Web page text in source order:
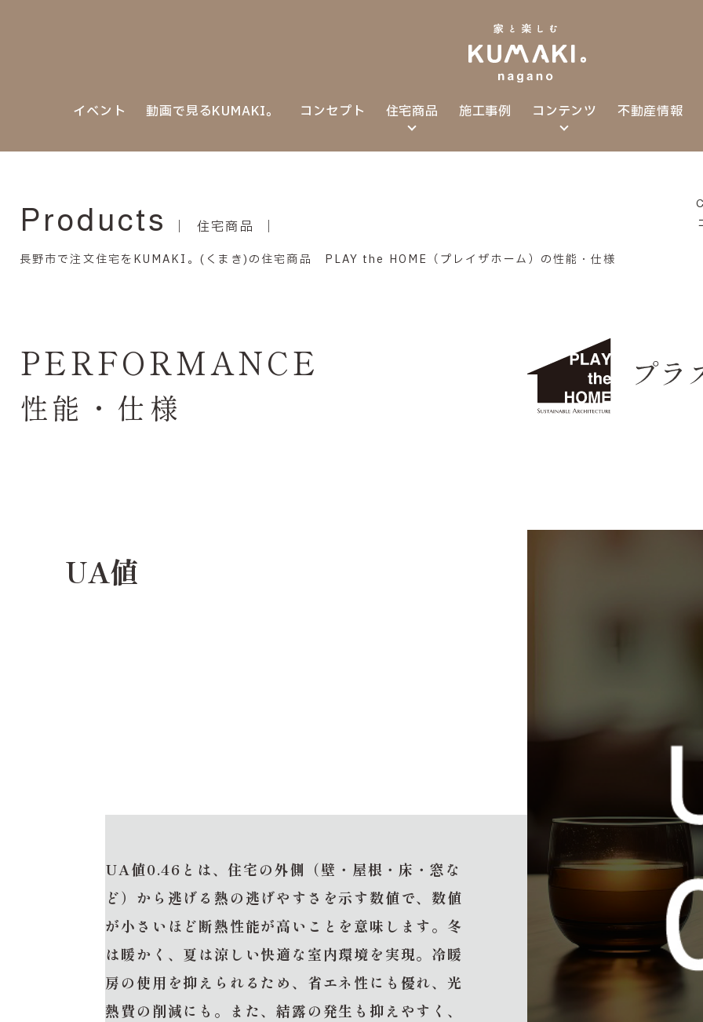
イベント 動画で見るKUMAKI。 コンセプト 住宅商品 施工事例 コンテンツ 不動産情報
Products 住宅商品
長野市で注文住宅をKUMAKI。(くまき)の住宅商品 PLAY the HOME（プレイザホーム）の性能・仕様
PERFORMANCE
性能・仕様
UA値
UA値0.46とは、住宅の外側（壁・屋根・床・窓な
ど）から逃げる熱の逃げやすさを示す数値で、数値
が小さいほど断熱性能が高いことを意味します。冬
は暖かく、夏は涼しい快適な室内環境を実現。冷暖
房の使用を抑えられるため、省エネ性にも優れ、光
熱費の削減にも。また、結露の発生も抑えやすく、